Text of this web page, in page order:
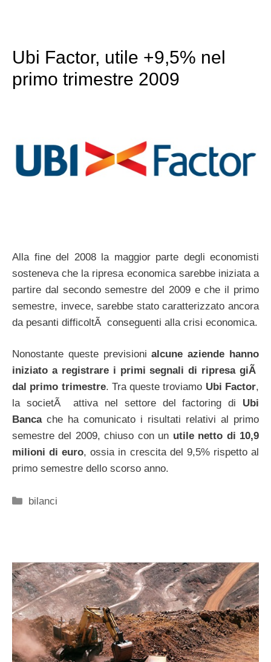
Ubi Factor, utile +9,5% nel
primo trimestre 2009
Alla fine del 2008 la maggior parte degli economisti
sosteneva che la ripresa economica sarebbe iniziata a
partire dal secondo semestre del 2009 e che il primo
semestre, invece, sarebbe stato caratterizzato ancora
da pesanti difficoltÃ conseguenti alla crisi economica.
Nonostante queste previsionialcune aziende hanno
iniziato a registrare i primi segnali di ripresa giÃ
dal primo trimestre. Tra queste troviamo Ubi Factor,
la societÃ attiva nel settore del factoring di Ubi
Bancache ha comunicato i risultati relativi al primo
semestre del 2009, chiuso con un utile netto di 10,9
milioni di euro, ossia in crescita del 9,5% rispetto al
primo semestre dello scorso anno.
Categorie
bilanci